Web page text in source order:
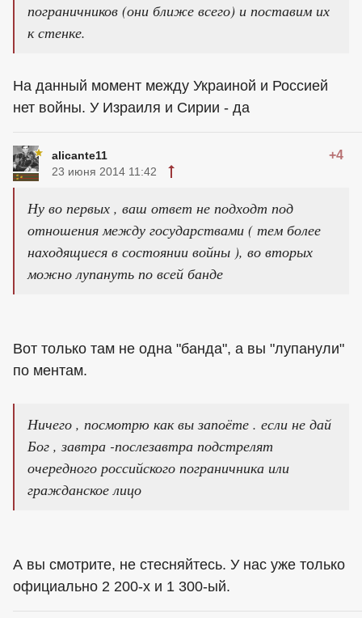
пограничников (они ближе всего) и поставим их
к стенке.
На данный момент между Украиной и Россией
нет войны. У Израиля и Сирии - да
alicante11 +4
23 июня 2014 11:42
Ну во первых , ваш ответ не подходт под
отношения между государствами ( тем более
находящиеся в состоянии войны ), во вторых
можно лупануть по всей банде
Вот только там не одна "банда", а вы "лупанули"
по ментам.
Ничего , посмотрю как вы запоёте . если не дай
Бог , завтра -послезавтра подстрелят
очередного российского пограничника или
гражданское лицо
А вы смотрите, не стесняйтесь. У нас уже только
официально 2 200-х и 1 300-ый.